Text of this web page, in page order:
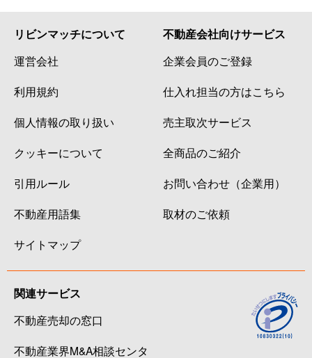
リビンマッチについて
運営会社
利用規約
個人情報の取り扱い
クッキーについて
引用ルール
不動産用語集
サイトマップ
不動産会社向けサービス
企業会員のご登録
仕入れ担当の方はこちら
売主取次サービス
全商品のご紹介
お問い合わせ（企業用）
取材のご依頼
関連サービス
不動産売却の窓口
不動産業界M&A相談センタ